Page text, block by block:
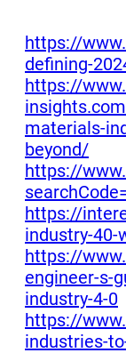
https://
defining-
https://
materials-
beyond/
https://
https://
industry-
https://
engineer-s-
industry-4-0
https://
industries-